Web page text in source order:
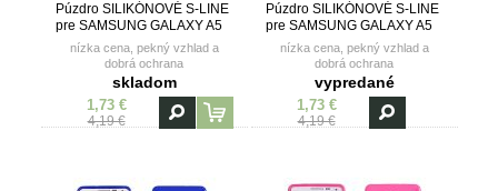
Púzdro SILIKÓNOVÉ S-LINE
pre SAMSUNG GALAXY A5
(A500) - biele
nízka cena, pekný vzhlad a
dobrá ochrana
skladom
1,73 €
4,19 €
Púzdro SILIKÓNOVÉ S-LINE
pre SAMSUNG GALAXY A5
(A500) - čierne
nízka cena, pekný vzhlad a
dobrá ochrana
vypredané
1,73 €
4,19 €